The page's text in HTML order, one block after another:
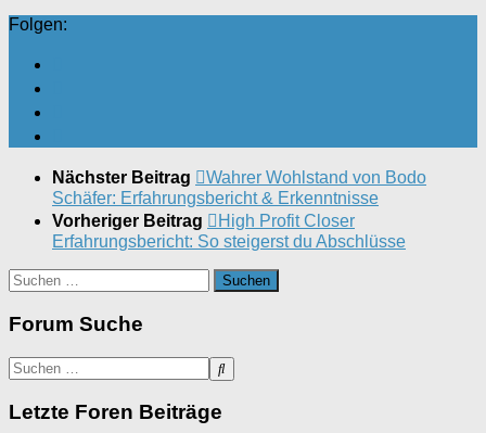
Folgen:
Nächster Beitrag
Wahrer Wohlstand von Bodo
Schäfer: Erfahrungsbericht & Erkenntnisse
Vorheriger Beitrag
High Profit Closer
Erfahrungsbericht: So steigerst du Abschlüsse
Suchen
nach:
Forum Suche
Letzte Foren Beiträge